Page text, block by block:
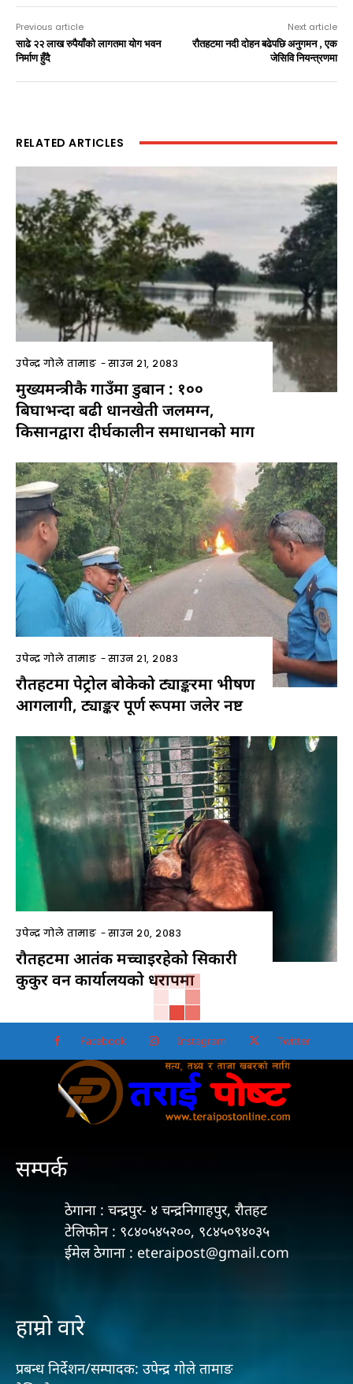
Previous article
साढे २२ लाख रुपैयाँको लागतमा योग भवन
निर्माण हुँदै
Next article
राैतहटमा नदी दाेहन बढेपछि अनुगमन , एक
जेसिवि नियन्त्रणमा
RELATED ARTICLES
उपेन्द्र गोले तामाङ -साउन २१, २०८३
मुख्यमन्त्रीकै गाउँमा डुबान : १००
बिघाभन्दा बढी धानखेती जलमग्न,
किसानद्वारा दीर्घकालीन समाधानको माग
उपेन्द्र गोले तामाङ -साउन २१, २०८३
रौतहटमा पेट्रोल बोकेको ट्याङ्करमा भीषण
आगलागी, ट्याङ्कर पूर्ण रूपमा जलेर नष्ट
उपेन्द्र गोले तामाङ -साउन २०, २०८३
रौतहटमा आतंक मच्चाइरहेको सिकारी
कुकुर वन कार्यालयको धरापमा
Facebook Instagram Twitter
सम्पर्क
ठेगाना : चन्द्रपुर- ४ चन्द्रनिगाहपुर, रौतहट
टेलिफोन : ९८४०५४५२००, ९८४५०९४०३५
ईमेल ठेगाना : eteraipost@gmail.com
हाम्रो वारे
प्रबन्ध निर्देशन/सम्पादक: उपेन्द्र गोले तामाङ